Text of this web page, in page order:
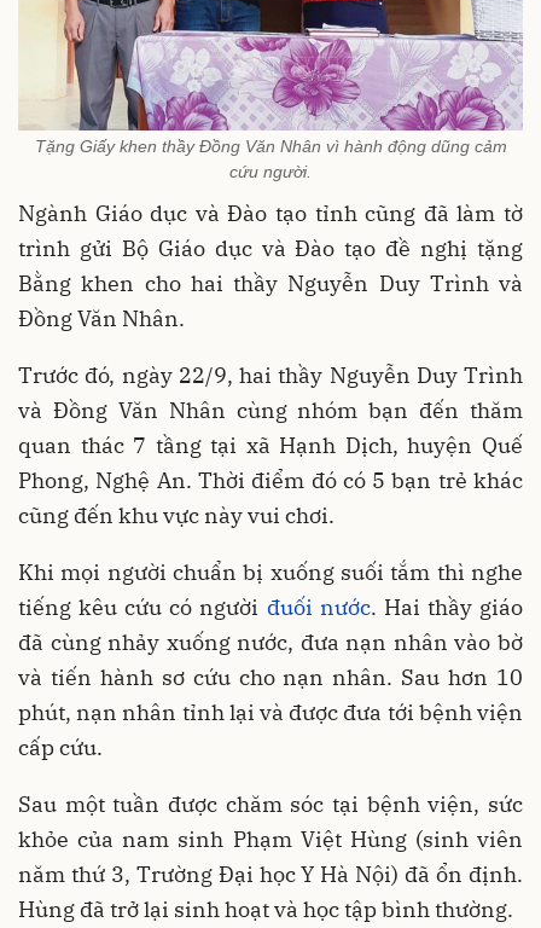
Tặng Giấy khen thầy Đồng Văn Nhân vì hành động dũng cảm
cứu người.
Ngành Giáo dục và Đào tạo tỉnh cũng đã làm tờ
trình gửi Bộ Giáo dục và Đào tạo đề nghị tặng
Bằng khen cho hai thầy Nguyễn Duy Trình và
Đồng Văn Nhân.
Trước đó, ngày 22/9, hai thầy Nguyễn Duy Trình
và Đồng Văn Nhân cùng nhóm bạn đến thăm
quan thác 7 tầng tại xã Hạnh Dịch, huyện Quế
Phong, Nghệ An. Thời điểm đó có 5 bạn trẻ khác
cũng đến khu vực này vui chơi.
Khi mọi người chuẩn bị xuống suối tắm thì nghe
tiếng kêu cứu có người đuối nước. Hai thầy giáo
đã cùng nhảy xuống nước, đưa nạn nhân vào bờ
và tiến hành sơ cứu cho nạn nhân. Sau hơn 10
phút, nạn nhân tỉnh lại và được đưa tới bệnh viện
cấp cứu.
Sau một tuần được chăm sóc tại bệnh viện, sức
khỏe của nam sinh Phạm Việt Hùng (sinh viên
năm thứ 3, Trường Đại học Y Hà Nội) đã ổn định.
Hùng đã trở lại sinh hoạt và học tập bình thường.